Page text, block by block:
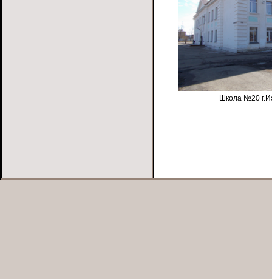
Школа №20